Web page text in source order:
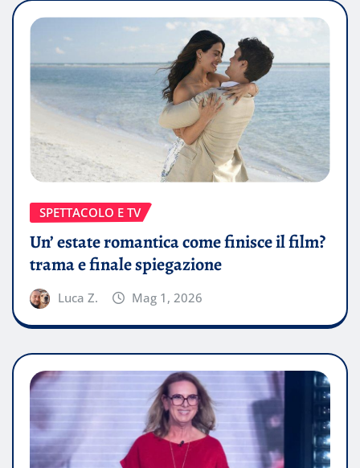
SPETTACOLO E TV
Un’ estate romantica come finisce il film?
trama e finale spiegazione
Luca Z. Mag 1, 2026